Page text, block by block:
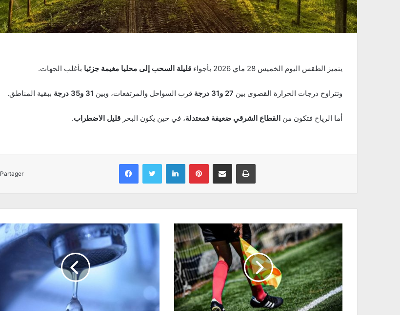
يتميز الطقس اليوم الخميس 28 ماي 2026 بأجواء قليلة السحب إلى محليا مغيمة جزئيا بأغلب الجهات.
وتتراوح درجات الحرارة القصوى بين 27 و31 درجة قرب السواحل والمرتفعات، وبين 31 و35 درجة ببقية المناطق.
أما الرياح فتكون من القطاع الشرقي ضعيفة فمعتدلة، في حين يكون البحر قليل الاضطراب.
Partager
Facebook Twitter Linkedin Pinterest Partager par email Imprimer